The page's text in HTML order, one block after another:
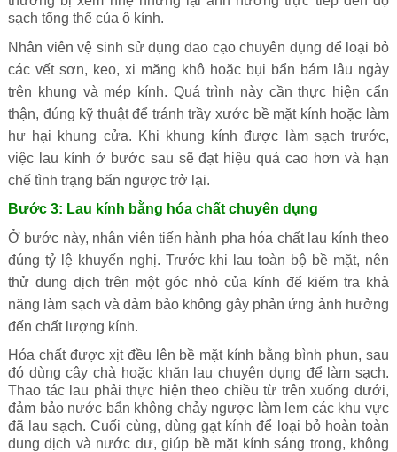
sạch tổng thể của ô kính.
Nhân viên vệ sinh sử dụng dao cạo chuyên dụng để loại bỏ
các vết sơn, keo, xi măng khô hoặc bụi bẩn bám lâu ngày
trên khung và mép kính. Quá trình này cần thực hiện cẩn
thận, đúng kỹ thuật để tránh trầy xước bề mặt kính hoặc làm
hư hại khung cửa. Khi khung kính được làm sạch trước,
việc lau kính ở bước sau sẽ đạt hiệu quả cao hơn và hạn
chế tình trạng bẩn ngược trở lại.
Bước 3: Lau kính bằng hóa chất chuyên dụng
Ở bước này, nhân viên tiến hành pha hóa chất lau kính theo
đúng tỷ lệ khuyến nghị. Trước khi lau toàn bộ bề mặt, nên
thử dung dịch trên một góc nhỏ của kính để kiểm tra khả
năng làm sạch và đảm bảo không gây phản ứng ảnh hưởng
đến chất lượng kính.
Hóa chất được xịt đều lên bề mặt kính bằng bình phun, sau
đó dùng cây chà hoặc khăn lau chuyên dụng để làm sạch.
Thao tác lau phải thực hiện theo chiều từ trên xuống dưới,
đảm bảo nước bẩn không chảy ngược làm lem các khu vực
đã lau sạch. Cuối cùng, dùng gạt kính để loại bỏ hoàn toàn
dung dịch và nước dư, giúp bề mặt kính sáng trong, không